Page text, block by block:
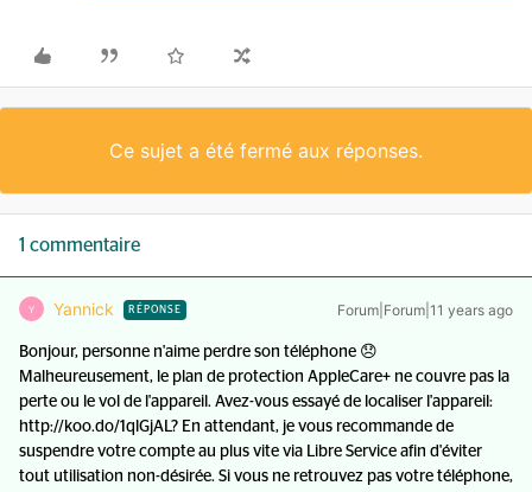
Ce sujet a été fermé aux réponses.
1 commentaire
Y Yannick RÉPONSE Forum|Forum|11 years ago
Bonjour, personne n'aime perdre son téléphone 😞
Malheureusement, le plan de protection AppleCare+ ne couvre pas la
perte ou le vol de l'appareil. Avez-vous essayé de localiser l'appareil:
http://koo.do/1qlGjAL? En attendant, je vous recommande de
suspendre votre compte au plus vite via Libre Service afin d'éviter
tout utilisation non-désirée. Si vous ne retrouvez pas votre téléphone,